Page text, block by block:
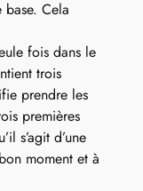
Cela
fois dans le
trois
prendre les
premières
s’agit d’une
moment et à